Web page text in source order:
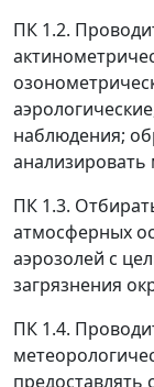
ПК 1.2.
наблюдения;
ПК 1.3.
атмосферных
аэрозолей с
загрязнения
ПК 1.4.
предоставлять